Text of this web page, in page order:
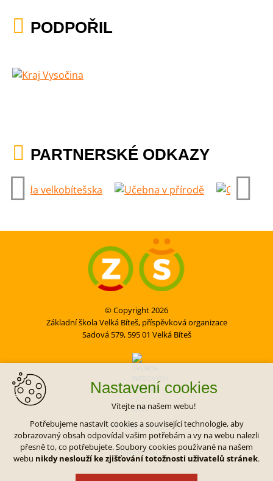
PODPOŘIL
PARTNERSKÉ ODKAZY
© Copyright 2026
Základní škola Velká Bíteš, příspěvková organizace
Sadová 579, 595 01 Velká Bíteš
VYTVOŘIL XART.CZ
Mapa webu
Nastavení cookies
Vítejte na našem webu!
Potřebujeme nastavit cookies a související technologie, aby
zobrazovaný obsah odpovídal vašim potřebám a vy na webu nalezli
přesně to, co potřebujete. Soubory cookies používané na našem
webu nikdy neslouží ke zjišťování totožnosti uživatelů stránek.